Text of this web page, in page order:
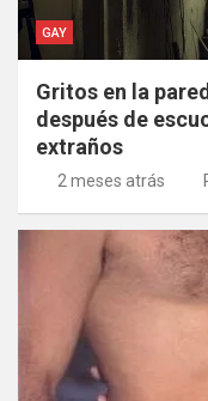
GAY
Gritos en la
después de
extraños
2 meses atrás